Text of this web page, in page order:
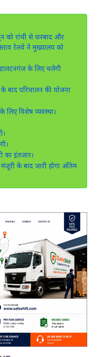
को रांची से धनबाद और
रेलवे ने मुख्यालय को
के लिए चलेगी
बाद परिचालन की योजना
लिए विशेष व्यवस्था।
का इंतजार।
के बाद जारी होगा अंतिम